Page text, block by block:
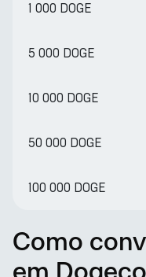
1 000 DOGE
5 000 DOGE
10 000 DOGE
50 000 DOGE
100 000 DOGE
Como
em